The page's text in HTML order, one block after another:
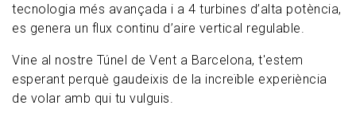
tecnologia més avançada i a 4 turbines d’alta potència,
es genera un flux continu d’aire vertical regulable.
Vine al nostre Túnel de Vent a Barcelona, t'estem
esperant perquè gaudeixis de la increïble experiència
de volar amb qui tu vulguis.